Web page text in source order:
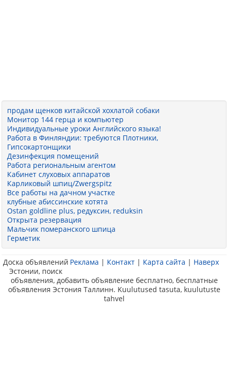
продам щенков китайской хохлатой собаки
Монитор 144 герца и компьютер
Индивидуальные уроки Английского языка!
Работа в Финляндии: требуются Плотники,
Гипсокартонщики
Дезинфекция помещений
Работа региональным агентом
Кабинет слуховых аппаратов
Карликовый шпиц/Zwergspitz
Все работы на дачном участке
клубные абиссинские котята
Ostan goldline plus, редуксин, reduksin
Открыта резервация
Мальчик померанского шпица
Герметик
Реклама | Контакт | Карта сайта | Наверх
Доска объявлений
Эстонии, поиск
объявления, добавить объявление бесплатно, бесплатные
объявления Эстония Таллинн. Kuulutused tasuta, kuulutuste
tahvel